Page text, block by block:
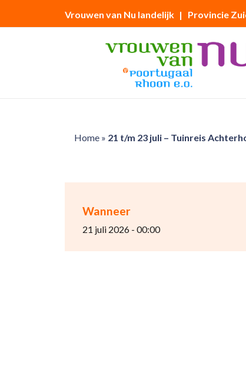
Vrouwen van Nu landelijk | Provincie
Home» 21 t/m 23 juli – Tuinreis
Wanneer
21 juli 2026 - 00:00